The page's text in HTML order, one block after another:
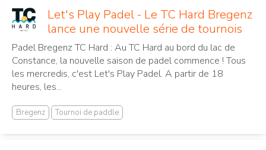
Let's Play Padel - Le TC Hard Bregenz
lance une nouvelle série de tournois
Padel Bregenz TC Hard : Au TC Hard au bord du lac de
Constance, la nouvelle saison de padel commence ! Tous
les mercredis, c'est Let's Play Padel. A partir de 18
heures, les...
Bregenz Tournoi de paddle